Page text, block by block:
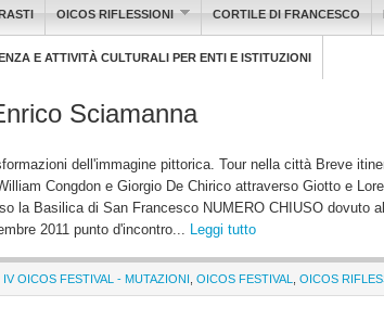
OICOS RIFLESSIONI CORTILE DI FRANCESCO
E ATTIVITÀ CULTURALI PER ENTI E ISTITUZIONI
Sciamanna
dell'immagine pittorica. Tour nella città Breve
Congdon e Giorgio De Chirico attraverso Giotto e
la Basilica di San Francesco NUMERO CHIUSO dovuto
2011 punto d'incontro... Leggi tutto
IV OICOS FESTIVAL - MUTAZIONI OICOS FESTIVAL OICOS